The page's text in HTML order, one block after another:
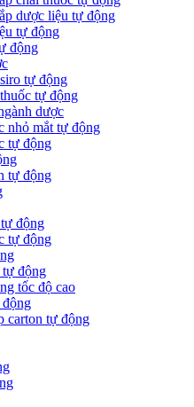
dược liệu tự động
tự động
động
tự động
tự động
dược
nhỏ mắt tự động
tự động
tự động
động
tự động
động
tốc độ cao
carton tự động